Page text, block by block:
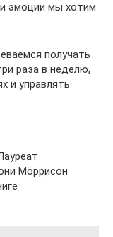
эмоции мы хотим
получать
раза в неделю,
и управлять
Моррисон